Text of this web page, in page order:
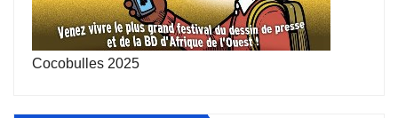
Cocobulles 2025